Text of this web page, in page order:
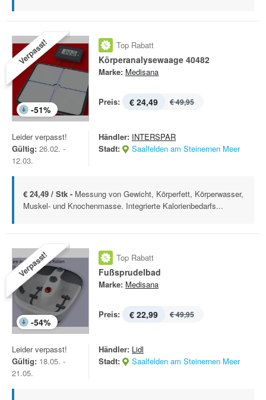
Verpasst!
-51%
Top Rabatt
Körperanalysewaage 40482
Marke: Medisana
Preis: € 24,49 € 49,95
Leider verpasst!
Gültig: 26.02. -
12.03.
Händler: INTERSPAR
Stadt:
Saalfelden am Steinernen Meer
€ 24,49 / Stk - Messung von Gewicht, Körperfett, Körperwasser,
Muskel- und Knochenmasse. Integrierte Kalorienbedarfs...
Verpasst!
-54%
Top Rabatt
Fußsprudelbad
Marke: Medisana
Preis: € 22,99 € 49,95
Leider verpasst!
Gültig: 18.05. -
21.05.
Händler: Lidl
Stadt:
Saalfelden am Steinernen Meer